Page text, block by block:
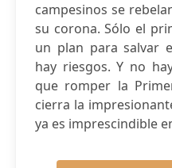
campesinos se
su corona. Sólo el
un plan para salvar
hay riesgos. Y no
que romper la
cierra la
ya es imprescindible